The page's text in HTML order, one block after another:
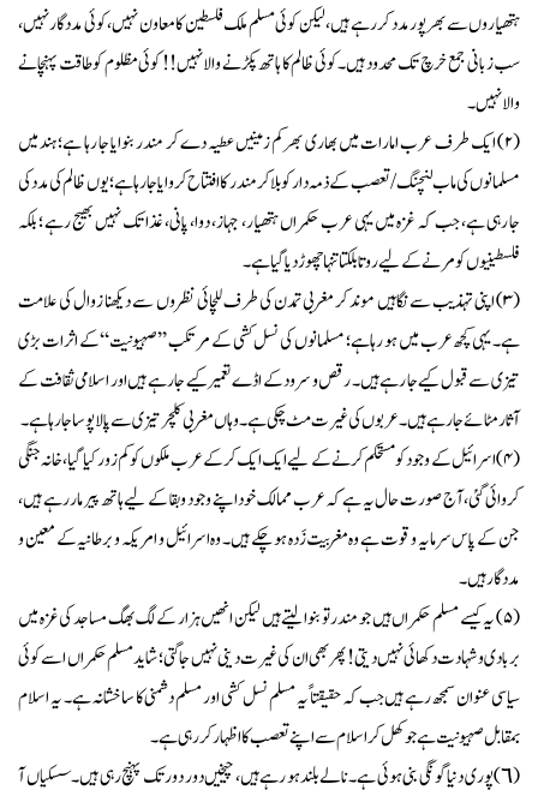
ہتھیاروں سے بھرپور مدد کر رہے ہیں، لیکن کوئی مسلم ملک فلسطین کا معاون نہیں، کوئی مددگار نہیں،
سب زبانی جمع خرچ تک محدود ہیں۔ کوئی ظالم کا ہاتھ پکڑنے والا نہیں!! کوئی مظلوم کو طاقت پہنچانے
والا نہیں۔
(۲) ایک طرف عرب امارات میں بھاری بھرکم زمینیں عطیہ دے کر مندر بنوایا جا رہا ہے؛ ہند میں
مسلمانوں کی ماب لنچنگ/تعصب کے ذمہ دار کو بلا کر مندر کا افتتاح کروایا جا رہا ہے؛ یوں ظالم کی مدد کی
جا رہی ہے، جب کہ غزہ میں یہی عرب حکمراں ہتھیار، جہاز، دوا، پانی، غذا تک نہیں بھیج رہے ؛ بلکہ
فلسطینیوں کو مرنے کے لیے روتا بلکتا تنہا چھوڑ دیا گیا ہے۔
(۳) اپنی تہذیب سے نگاہیں موند کر مغربی تمدن کی طرف للچائی نظروں سے دیکھنا زوال کی علامت
ہے۔ یہی کچھ عرب میں ہو رہا ہے؛ مسلمانوں کی نسل کشی کے مرتکب ’’صہیونیت‘‘ کے اثرات بڑی
تیزی سے قبول کیے جا رہے ہیں۔ رقص و سرود کے اڈے تعمیر کیے جا رہے ہیں اور اسلامی ثقافت کے
آثار مٹائے جا رہے ہیں۔ عربوں کی غیرت مٹ چکی ہے۔ وہاں مغربی کلچر تیزی سے پالا پوسا جا رہا ہے۔
(۴) اسرائیل کے وجود کو مستحکم کرنے کے لیے ایک ایک کر کے عرب ملکوں کو کم زور کیا گیا، خانہ جنگی
کروائی گئی، آج صورت حال یہ ہے کہ عرب ممالک خود اپنے وجود و بقا کے لیے ہاتھ پیر مار رہے ہیں،
جن کے پاس سرمایہ و قوت ہے وہ مغربیت زَدہ ہو چکے ہیں۔ وہ اسرائیل و امریکہ و برطانیہ کے معین و
مددگار ہیں۔
(۵) یہ کیسے مسلم حکمراں ہیں جو مندر تو بنوا لیتے ہیں لیکن انھیں ہزار کے لگ بھگ مساجد کی غزہ میں
بربادی و شہادت دکھائی نہیں دیتی! پھر بھی ان کی غیرت دینی نہیں جاگتی؛ شاید مسلم حکمراں اسے کوئی
سیاسی عنوان سمجھ رہے ہیں جب کہ حقیقتاً یہ مسلم نسل کشی اور مسلم دشمنی کا ساخشانہ ہے۔ یہ اسلام
بمقابل صہیونیت ہے جو کھل کر اسلام سے اپنے تعصب کا اظہار کر رہی ہے۔
(٦) پوری دنیا گونگی بنی ہوئی ہے۔ نالے بلند ہو رہے ہیں، چیخیں دور دور تک پہنچ رہی ہیں۔ سسکیاں آ